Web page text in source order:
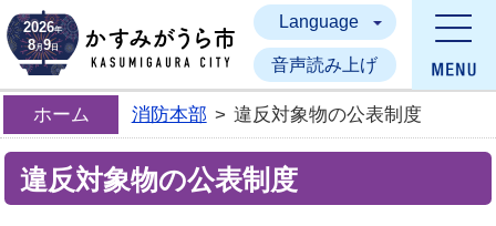
かすみがうら市
2026年
8月9日
Language
音声読み上げ
ホーム 消防本部 > 違反対象物の公表制度
違反対象物の公表制度